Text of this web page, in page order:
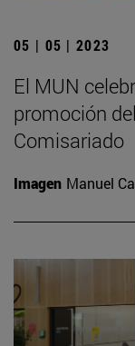
05 | 05 | 2023
El MUN
promoción
Comisariado
Imagen Manuel